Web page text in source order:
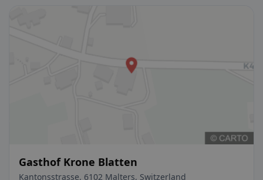
Gasthof Krone Blatten
Kantonsstrasse, 6102 Malters, Switzerland